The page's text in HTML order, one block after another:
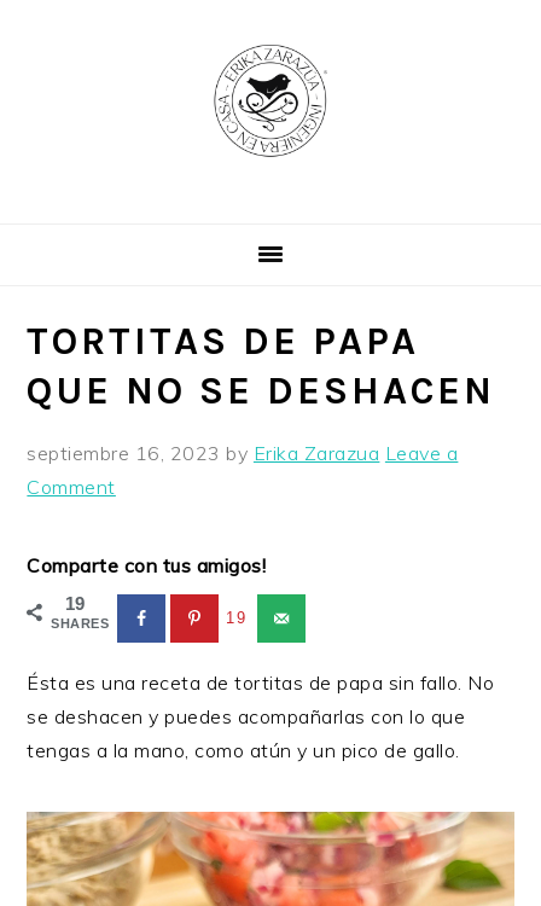
TORTITAS DE PAPA
QUE NO SE DESHACEN
septiembre 16, 2023 by Erika Zarazua Leave a
Comment
Comparte con tus amigos!
19
SHARES 19
Ésta es una receta de tortitas de papa sin fallo. No
se deshacen y puedes acompañarlas con lo que
tengas a la mano, como atún y un pico de gallo.